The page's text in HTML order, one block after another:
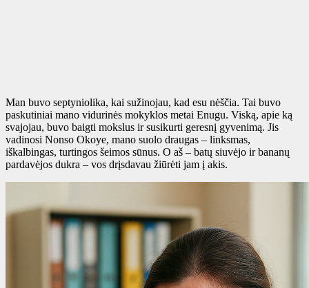
Man buvo septyniolika, kai sužinojau, kad esu nėščia. Tai buvo
paskutiniai mano vidurinės mokyklos metai Enugu. Viską, apie ką
svajojau, buvo baigti mokslus ir susikurti geresnį gyvenimą. Jis
vadinosi Nonso Okoye, mano suolo draugas – linksmas,
iškalbingas, turtingos šeimos sūnus. O aš – batų siuvėjo ir bananų
pardavėjos dukra – vos drįsdavau žiūrėti jam į akis.